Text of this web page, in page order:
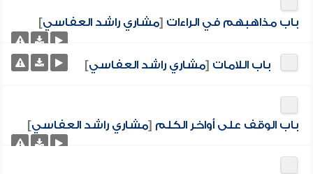
باب مذاهبهم في الراءات [مشاري راشد العفاسي]
باب اللامات [مشاري راشد العفاسي]
باب الوقف على أواخر الكلم [مشاري راشد العفاسي]